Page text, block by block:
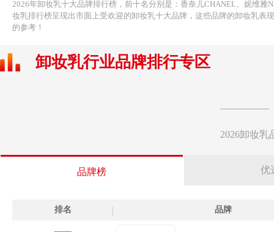
2026年卸妆乳十大品牌排行榜，前十名分别是：香奈儿CHANEL、妮维雅
妆乳排行榜呈现出市面上受欢迎的卸妆乳十大品牌，这些品牌的卸妆乳
的参考！
卸妆乳行业品牌排行专区
2026卸妆
品牌榜 优
排名 品牌
粉 香氛沐浴露 香水喷雾 马油皂 香薰精油 香水小样
去皱眼霜 去眼袋眼霜 去黑眼圈眼霜 控油香皂 洁
美乳霜 足浴盐 眼贴膜 儿童唇膏